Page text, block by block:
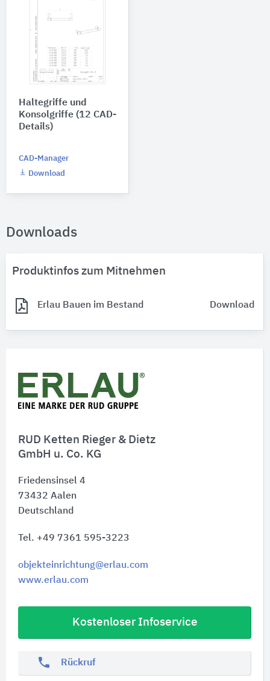
RUD Ketten Rieger & Dietz
GmbH u. Co. KG
Friedensinsel 4
73432 Aalen
Deutschland
Tel. +49 7361 595-3223
objekteinrichtung@erlau.com
www.erlau.com
Kostenloser Infoservice
phone Rückruf
Haltegriffe und
Konsolgriffe (12 CAD-
Details)
CAD-Manager
Download
Downloads
Produktinfos zum Mitnehmen
Erlau Bauen im Bestand Download